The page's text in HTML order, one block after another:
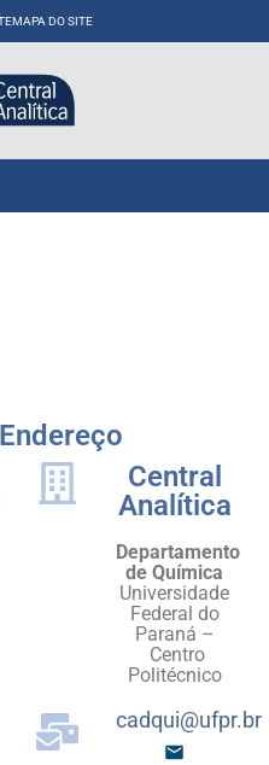
MAPA DO SITE
Endereço
Central
Analítica
Departamento
de Química
Universidade
Federal do
Paraná –
Centro
Politécnico
cadqui@ufpr.br